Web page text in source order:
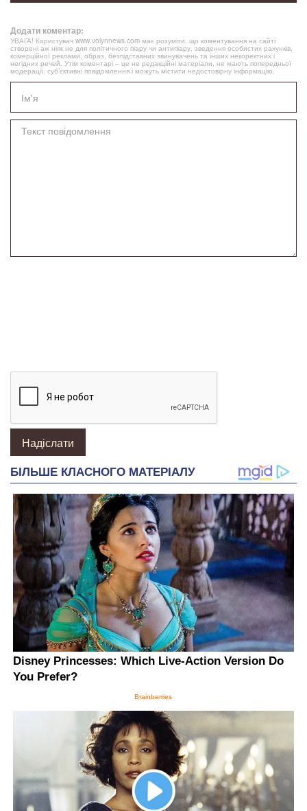
Додати коментар:
УВАГА! Користувач www.volynnews.com має розуміти, що коментування на сайті
створені аж ніяк не для політичного піару чи антипіару, зведення особистих рахунків,
комерційної реклами, образ, безпідставних звинувачень та інших некоректних і
негідних речей. Утім коментарі – це не редакційні матеріали, не мають попередньої
модерації, суб’єктивні повідомлення і можуть містити недостовірну інформацію.